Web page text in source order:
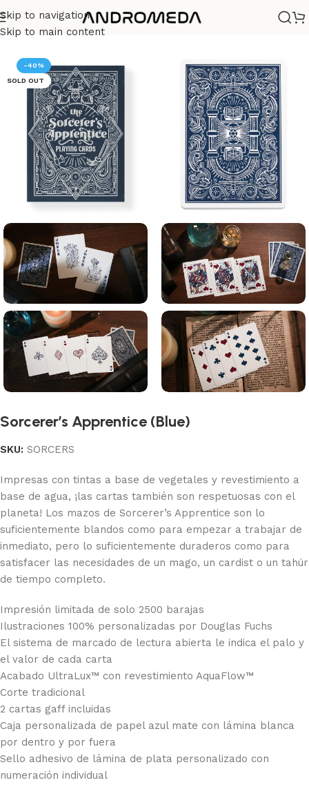
Skip to navigation
Skip to main content
Casa/ Barajas/Diseño
-40%
SOLD OUT
Sorcerer’s Apprentice (Blue)
SKU: SORCERS
Impresas con tintas a base de vegetales y revestimiento a
base de agua, ¡las cartas también son respetuosas con el
planeta! Los mazos de Sorcerer’s Apprentice son lo
suficientemente blandos como para empezar a trabajar de
inmediato, pero lo suficientemente duraderos como para
satisfacer las necesidades de un mago, un cardist o un tahúr
de tiempo completo.
Impresión limitada de solo 2500 barajas
Ilustraciones 100% personalizadas por Douglas Fuchs
El sistema de marcado de lectura abierta le indica el palo y
el valor de cada carta
Acabado UltraLux™ con revestimiento AquaFlow™
Corte tradicional
2 cartas gaff incluidas
Caja personalizada de papel azul mate con lámina blanca
por dentro y por fuera
Sello adhesivo de lámina de plata personalizado con
numeración individual